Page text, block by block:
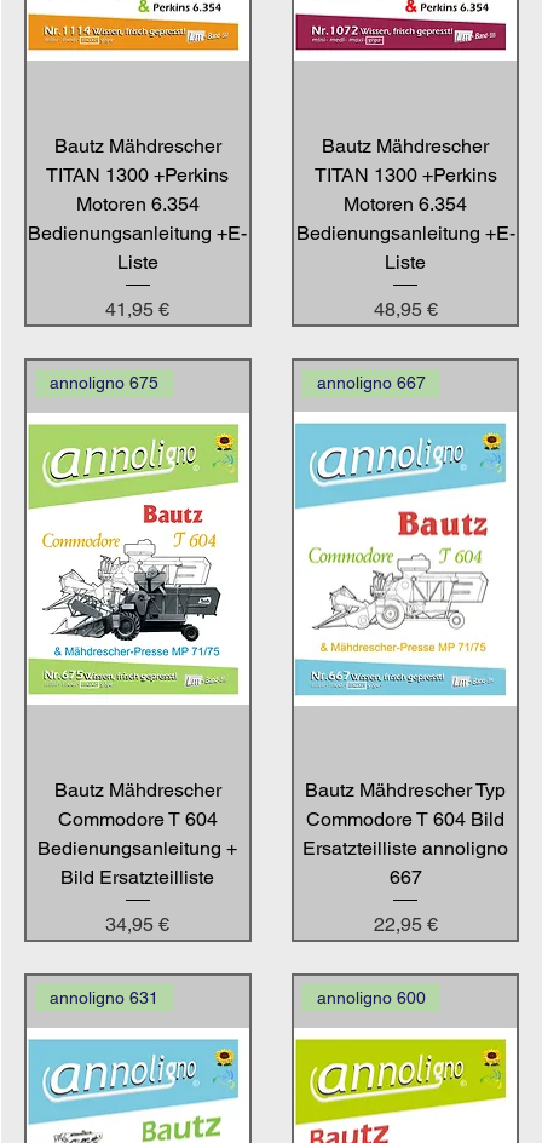
Bautz Mähdrescher
TITAN 1300 +Perkins
Motoren 6.354
Bedienungsanleitung +E-
Liste
Preis
41,95 €
Bautz Mähdrescher
TITAN 1300 +Perkins
Motoren 6.354
Bedienungsanleitung +E-
Liste
Preis
48,95 €
annoligno 675
Bautz Mähdrescher
Commodore T 604
Bedienungsanleitung +
Bild Ersatzteilliste
Preis
34,95 €
annoligno 667
Bautz Mähdrescher Typ
Commodore T 604 Bild
Ersatzteilliste annoligno
667
Preis
22,95 €
annoligno 631 annoligno 600